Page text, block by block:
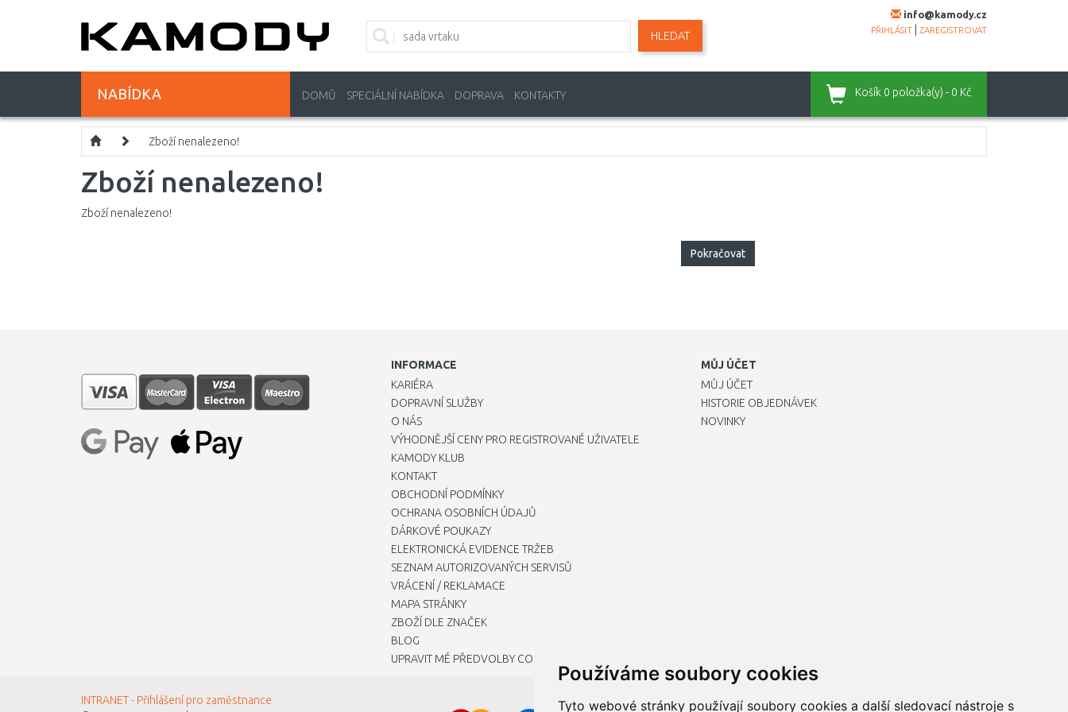
Používáme soubory cookies
Tyto webové stránky používají soubory cookies a další sledovací nástroje s
info@kamody.cz
PŘIHLÁSIT ZAREGISTROVAT
HLEDAT
NABÍDKA DOMŮ SPECIÁLNÍ NABÍDKA DOPRAVA KONTAKTY Košík 0 položka(y) - 0 Kč
Zboží nenalezeno!
Zboží nenalezeno!
Zboží nenalezeno!
Pokračovat
INFORMACE
KARIÉRA
DOPRAVNÍ SLUŽBY
O NÁS
VÝHODNĚJŠÍ CENY PRO REGISTROVANÉ UŽIVATELE
KAMODY KLUB
KONTAKT
OBCHODNÍ PODMÍNKY
OCHRANA OSOBNÍCH ÚDAJŮ
DÁRKOVÉ POUKAZY
ELEKTRONICKÁ EVIDENCE TRŽEB
SEZNAM AUTORIZOVANÝCH SERVISŮ
VRÁCENÍ / REKLAMACE
MAPA STRÁNKY
ZBOŽÍ DLE ZNAČEK
BLOG
UPRAVIT MÉ PŘEDVOLBY COOKIES
MŮJ ÚČET
MŮJ ÚČET
HISTORIE OBJEDNÁVEK
NOVINKY
INTRANET - Přihlášení pro zaměstnance